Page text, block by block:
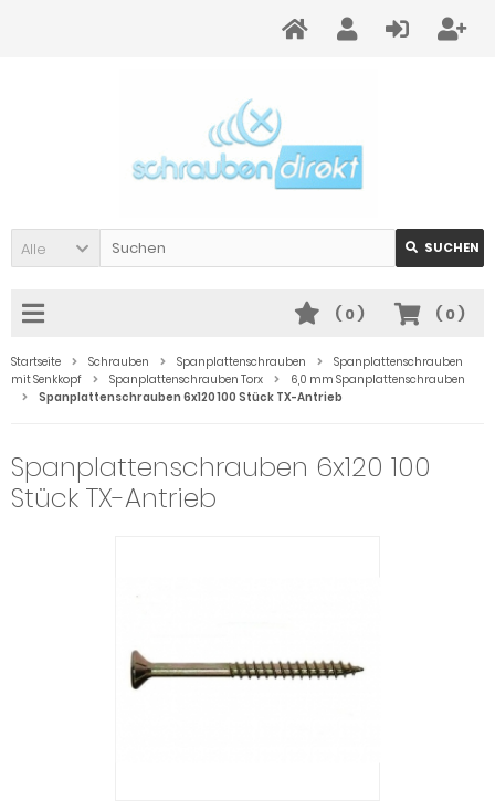
Alle SUCHEN
( 0)
( 0)
Startseite Schrauben Spanplattenschrauben
Spanplattenschrauben
mit Senkkopf
Spanplattenschrauben Torx
6,0 mm Spanplattenschrauben
Spanplattenschrauben 6x120 100 Stück TX-Antrieb
Spanplattenschrauben 6x120 100
Stück TX-Antrieb